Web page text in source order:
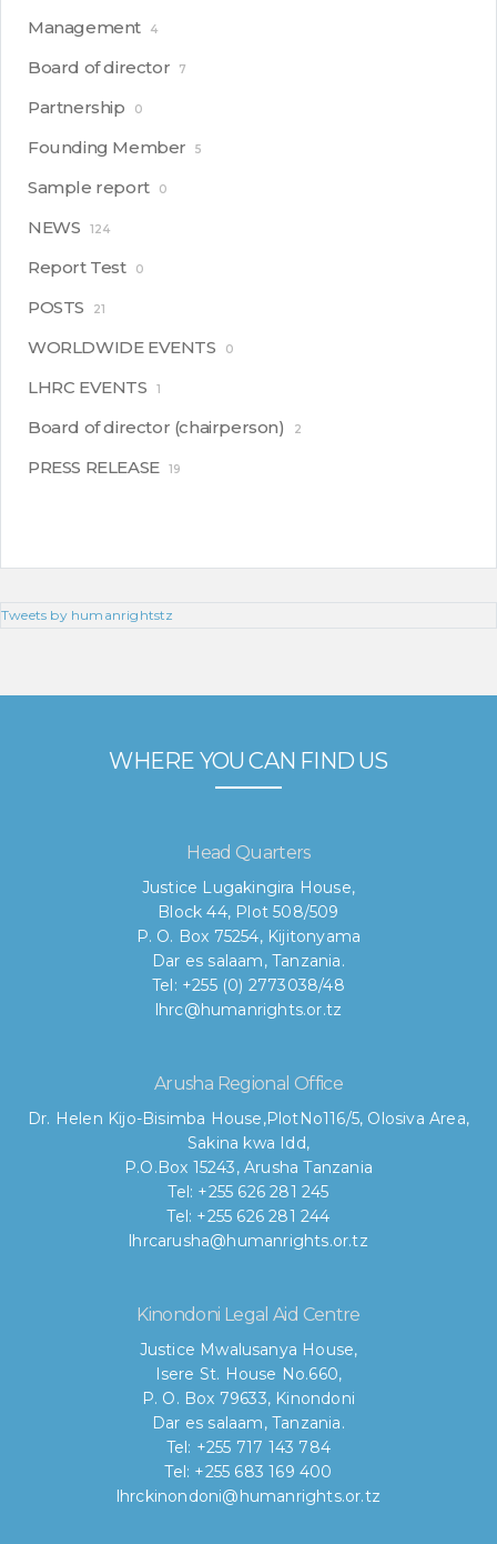
Management 4
Board of director 7
Partnership 0
Founding Member 5
Sample report 0
NEWS 124
Report Test 0
POSTS 21
WORLDWIDE EVENTS 0
LHRC EVENTS 1
Board of director (chairperson) 2
PRESS RELEASE 19
Tweets by humanrightstz
WHERE YOU CAN FIND US
Head Quarters
Justice Lugakingira House,
Block 44, Plot 508/509
P. O. Box 75254, Kijitonyama
Dar es salaam, Tanzania.
Tel: +255 (0) 2773038/48
lhrc@humanrights.or.tz
Arusha Regional Office
Dr. Helen Kijo-Bisimba House,PlotNo116/5, Olosiva Area,
Sakina kwa Idd,
P.O.Box 15243, Arusha Tanzania
Tel: +255 626 281 245
Tel: +255 626 281 244
lhrcarusha@humanrights.or.tz
Kinondoni Legal Aid Centre
Justice Mwalusanya House,
Isere St. House No.660,
P. O. Box 79633, Kinondoni
Dar es salaam, Tanzania.
Tel: +255 717 143 784
Tel: +255 683 169 400
lhrckinondoni@humanrights.or.tz